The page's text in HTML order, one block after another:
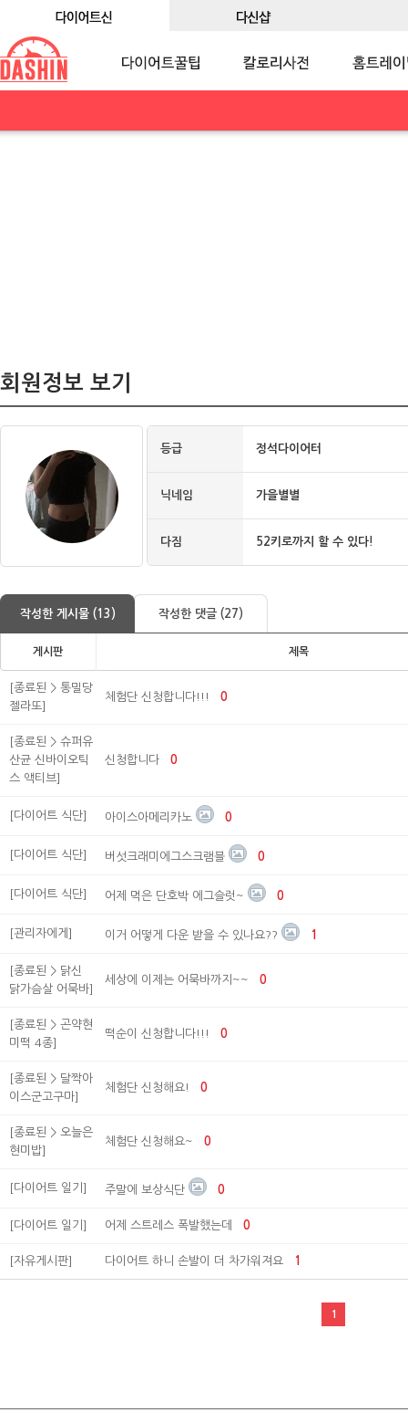
회원정보 보기
등급 정석다이어터
닉네임 가을별별
다짐 52키로까지 할 수 있다!
작성한 게시물 (13) 작성한 댓글 (27)
게시판 제목
[종료된 > 통밀당
젤라또]
체험단 신청합니다!!! 0
[종료된 > 슈퍼유
산균 신바이오틱
스 액티브]
신청합니다 0
[다이어트 식단] 아이스아메리카노 0
[다이어트 식단] 버섯크래미에그스크램블 0
[다이어트 식단] 어제 먹은 단호박 에그슬럿~ 0
[관리자에게] 이거 어떻게 다운 받을 수 있나요?? 1
[종료된 > 닭신
닭가슴살 어묵바]
세상에 이제는 어묵바까지~~ 0
[종료된 > 곤약현
미떡 4종]
떡순이 신청합니다!!! 0
[종료된 > 달짝아
이스군고구마]
체험단 신청해요! 0
[종료된 > 오늘은
현미밥]
체험단 신청해요~ 0
[다이어트 일기] 주말에 보상식단 0
[다이어트 일기] 어제 스트레스 폭발했는데 0
[자유게시판] 다이어트 하니 손발이 더 차가워져요 1
1